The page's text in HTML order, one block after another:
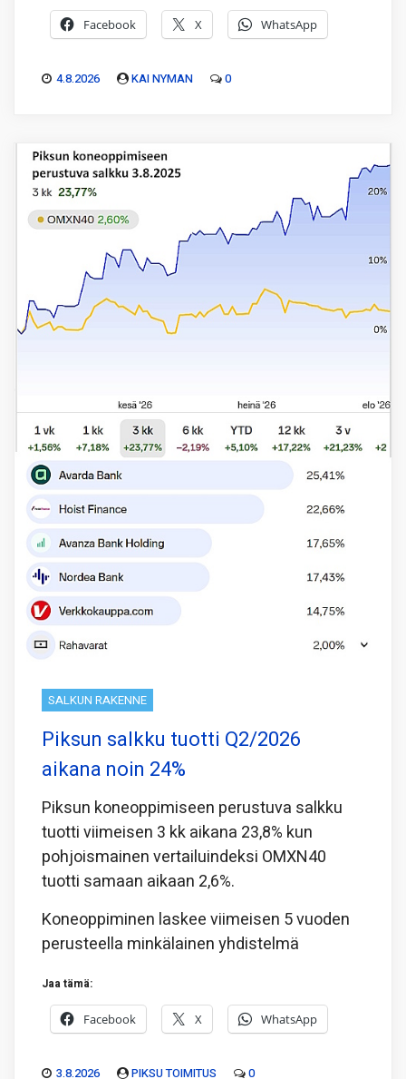
Facebook X WhatsApp
4.8.2026 KAI NYMAN 0
SALKUN RAKENNE
Piksun salkku tuotti Q2/2026
aikana noin 24%
Piksun koneoppimiseen perustuva salkku
tuotti viimeisen 3 kk aikana 23,8% kun
pohjoismainen vertailuindeksi OMXN40
tuotti samaan aikaan 2,6%.
Koneoppiminen laskee viimeisen 5 vuoden
perusteella minkälainen yhdistelmä
Jaa tämä:
Facebook X WhatsApp
3.8.2026 PIKSU TOIMITUS 0